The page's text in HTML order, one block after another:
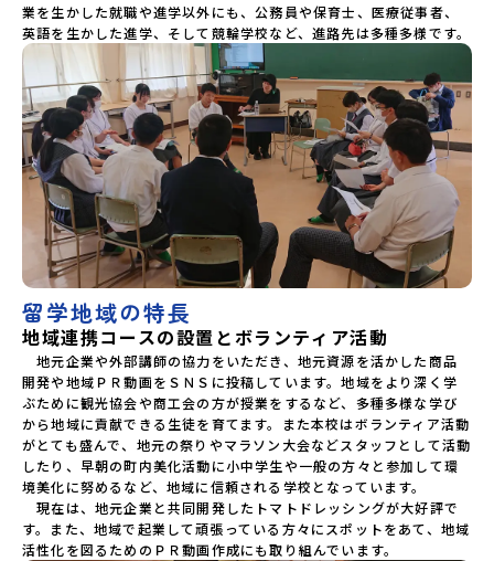
業を生かした就職や進学以外にも、公務員や保育士、医療従事者、
英語を生かした進学、そして競輪学校など、進路先は多種多様です。
留学地域の特長
地域連携コースの設置とボランティア活動
地元企業や外部講師の協力をいただき、地元資源を活かした商品
開発や地域ＰＲ動画をＳＮＳに投稿しています。地域をより深く学
ぶために観光協会や商工会の方が授業をするなど、多種多様な学び
から地域に貢献できる生徒を育てます。また本校はボランティア活動
がとても盛んで、地元の祭りやマラソン大会などスタッフとして活動
したり、早朝の町内美化活動に小中学生や一般の方々と参加して環
境美化に努めるなど、地域に信頼される学校となっています。
現在は、地元企業と共同開発したトマトドレッシングが大好評で
す。また、地域で起業して頑張っている方々にスポットをあて、地域
活性化を図るためのＰＲ動画作成にも取り組んでいます。